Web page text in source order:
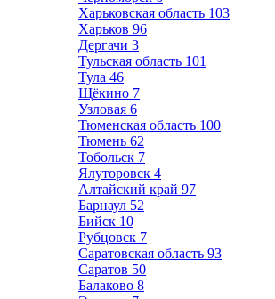
Харьковская область 103
Харьков 96
Дергачи 3
Тульская область 101
Тула 46
Щёкино 7
Узловая 6
Тюменская область 100
Тюмень 62
Тобольск 7
Ялуторовск 4
Алтайский край 97
Барнаул 52
Бийск 10
Рубцовск 7
Саратовская область 93
Саратов 50
Балаково 8